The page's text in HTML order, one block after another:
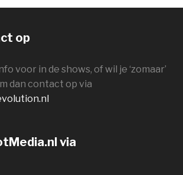
op
voor in de shows, of wil je ‘zomaar’
dan contact op via
via